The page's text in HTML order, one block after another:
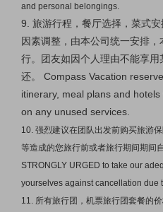
and personal belongings.
9. 旅游行程，餐厅选择，菜式
因素调整，由本公司统一安排
行。团友如因个人理由不能享
还。 Compass Vacation
itinerary, meal plans and
on any unused services.
10. 强烈建议在团队出发前购买旅游
等造成的您旅行前或者旅行期间期间
STRONGLY URGED to take our
yourselves against cancellation due
11. 所有旅行团，机票旅行团套餐的